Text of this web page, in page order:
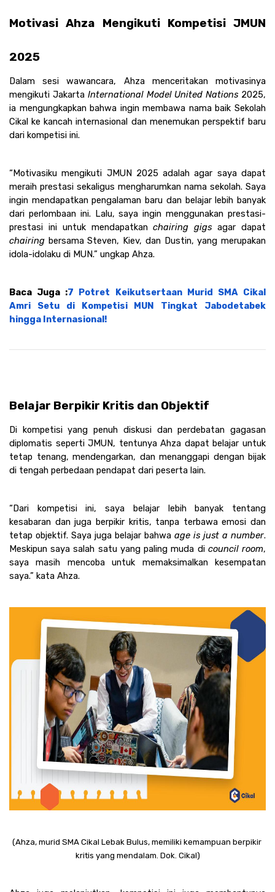
Motivasi Ahza Mengikuti Kompetisi JMUN
2025
Dalam sesi wawancara, Ahza menceritakan motivasinya
mengikuti Jakarta International Model United Nations 2025,
ia mengungkapkan bahwa ingin membawa nama baik Sekolah
Cikal ke kancah internasional dan menemukan perspektif baru
dari kompetisi ini.
“Motivasiku mengikuti JMUN 2025 adalah agar saya dapat
meraih prestasi sekaligus mengharumkan nama sekolah. Saya
ingin mendapatkan pengalaman baru dan belajar lebih banyak
dari perlombaan ini. Lalu, saya ingin menggunakan prestasi-
prestasi ini untuk mendapatkan chairing gigs agar dapat
chairing bersama Steven, Kiev, dan Dustin, yang merupakan
idola-idolaku di MUN.” ungkap Ahza.
Baca Juga :7 Potret Keikutsertaan Murid SMA Cikal
Amri Setu di Kompetisi MUN Tingkat Jabodetabek
hingga Internasional!
Belajar Berpikir Kritis dan Objektif
Di kompetisi yang penuh diskusi dan perdebatan gagasan
diplomatis seperti JMUN, tentunya Ahza dapat belajar untuk
tetap tenang, mendengarkan, dan menanggapi dengan bijak
di tengah perbedaan pendapat dari peserta lain.
“Dari kompetisi ini, saya belajar lebih banyak tentang
kesabaran dan juga berpikir kritis, tanpa terbawa emosi dan
tetap objektif. Saya juga belajar bahwa age is just a number.
Meskipun saya salah satu yang paling muda di council room,
saya masih mencoba untuk memaksimalkan kesempatan
saya.” kata Ahza.
(Ahza, murid SMA Cikal Lebak Bulus, memiliki kemampuan berpikir
kritis yang mendalam. Dok. Cikal)